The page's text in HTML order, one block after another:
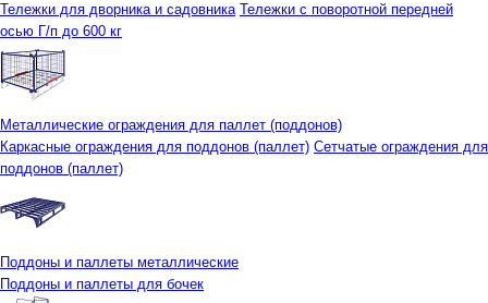
Тележки для дворника и садовника Тележки с поворотной передней
осью Г/п до 600 кг
Металлические ограждения для паллет (поддонов)
Каркасные ограждения для поддонов (паллет) Сетчатые ограждения для
поддонов (паллет)
Поддоны и паллеты металлические
Поддоны и паллеты для бочек